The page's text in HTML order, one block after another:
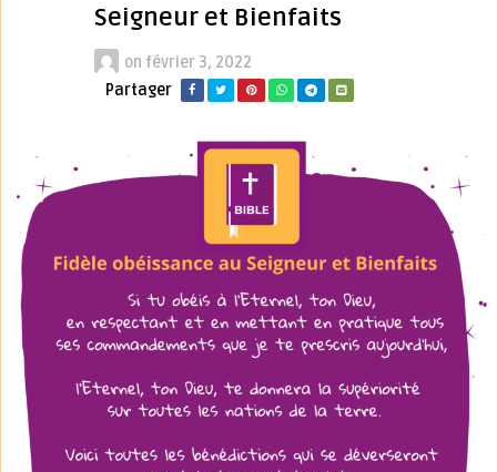
Seigneur et Bienfaits
on février 3, 2022
Partager